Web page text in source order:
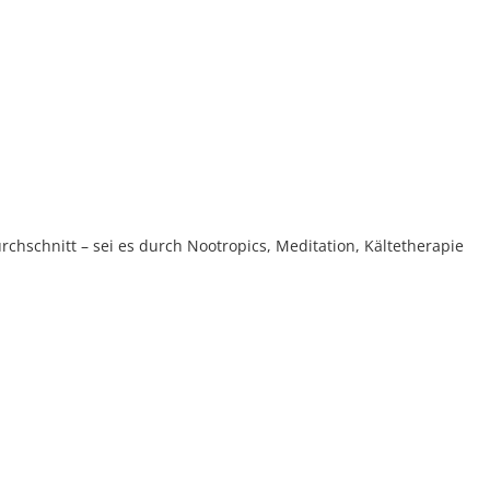
– sei es durch Nootropics, Meditation, Kältetherapie